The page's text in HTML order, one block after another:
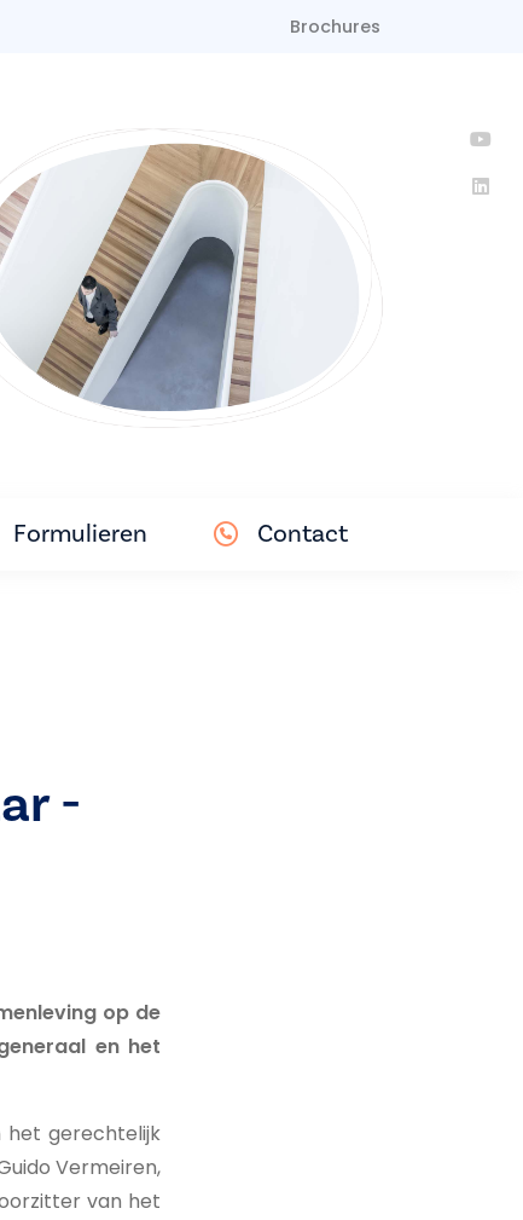
Brochures
Formulieren Contact
-
op de
en het
het gerechtelijk
Vermeiren,
van het